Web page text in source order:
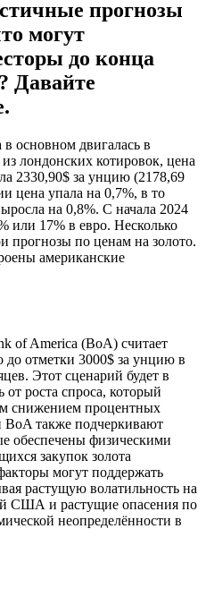
прогнозы
могут
до конца
Давайте
основном двигалась в
лондонских котировок, цена
2330,90$ за унцию (2178,69
цена упала на 0,7%, в то
на 0,8%. С начала 2024
или 17% в евро. Несколько
прогнозы по ценам на золото.
американские
of America (BoA) считает
отметки 3000$ за унцию в
Этот сценарий будет в
от роста спроса, который
снижением процентных
также подчеркивают
обеспечены физическими
закупок золота
могут поддержать
растущую волатильность на
США и растущие опасения по
неопределённости в